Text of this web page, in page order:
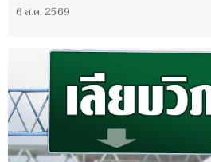
6 ส.ค. 2569